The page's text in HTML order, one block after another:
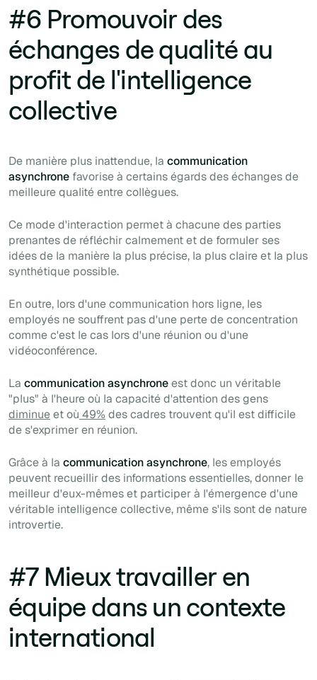
#6 Promouvoir des
échanges de qualité au
profit de l'intelligence
collective
De manière plus inattendue, la communication
asynchrone favorise à certains égards des échanges de
meilleure qualité entre collègues.
Ce mode d'interaction permet à chacune des parties
prenantes de réfléchir calmement et de formuler ses
idées de la manière la plus précise, la plus claire et la plus
synthétique possible.
En outre, lors d'une communication hors ligne, les
employés ne souffrent pas d'une perte de concentration
comme c'est le cas lors d'une réunion ou d'une
vidéoconférence.
La communication asynchroneest donc un véritable
"plus" à l'heure où la capacité d'attention des gens
diminueet où 49% des cadres trouvent qu'il est difficile
de s'exprimer en réunion.
Grâce à la communication asynchrone, les employés
peuvent recueillir des informations essentielles, donner le
meilleur d'eux-mêmes et participer à l'émergence d'une
véritable intelligence collective, même s'ils sont de nature
introvertie.
#7 Mieux travailler en
équipe dans un contexte
international